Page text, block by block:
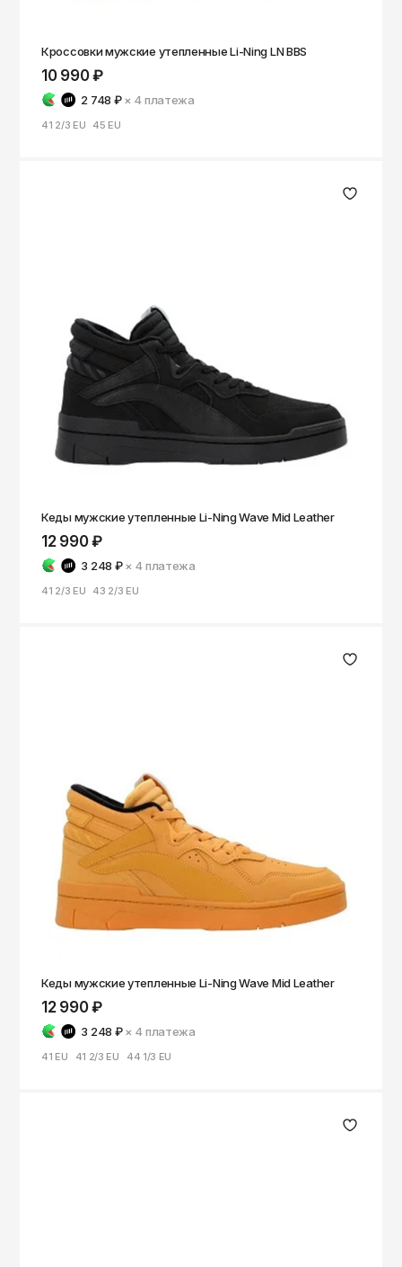
Кроссовки мужские утепленные Li-Ning LN BBS
10 990 ₽
2 748 ₽ × 4платежа
41 2/3 EU 45 EU
Кеды мужские утепленные Li-Ning Wave Mid Leather
12 990 ₽
3 248 ₽ × 4платежа
41 2/3 EU 43 2/3 EU
Кеды мужские утепленные Li-Ning Wave Mid Leather
12 990 ₽
3 248 ₽ × 4платежа
41 EU 41 2/3 EU 44 1/3 EU